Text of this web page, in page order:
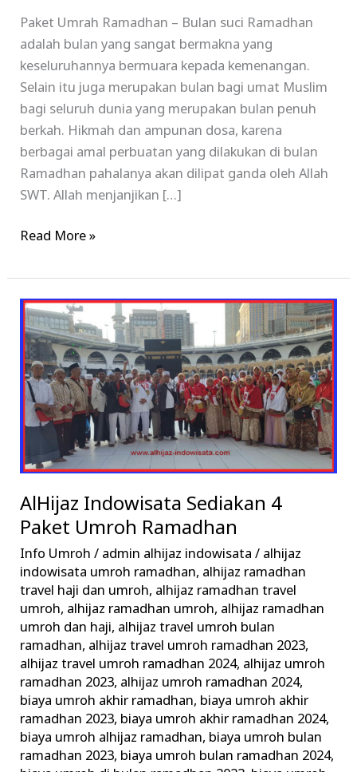
Paket Umrah Ramadhan – Bulan suci Ramadhan
adalah bulan yang sangat bermakna yang
keseluruhannya bermuara kepada kemenangan.
Selain itu juga merupakan bulan bagi umat Muslim
bagi seluruh dunia yang merupakan bulan penuh
berkah. Hikmah dan ampunan dosa, karena
berbagai amal perbuatan yang dilakukan di bulan
Ramadhan pahalanya akan dilipat ganda oleh Allah
SWT. Allah menjanjikan […]
Read More »
AlHijaz Indowisata Sediakan 4
Paket Umroh Ramadhan
Info Umroh / admin alhijaz indowisata/ alhijaz
indowisata umroh ramadhan, alhijaz ramadhan
travel haji dan umroh, alhijaz ramadhan travel
umroh, alhijaz ramadhan umroh, alhijaz ramadhan
umroh dan haji, alhijaz travel umroh bulan
ramadhan, alhijaz travel umroh ramadhan 2023,
alhijaz travel umroh ramadhan 2024, alhijaz umroh
ramadhan 2023, alhijaz umroh ramadhan 2024,
biaya umroh akhir ramadhan, biaya umroh akhir
ramadhan 2023, biaya umroh akhir ramadhan 2024,
biaya umroh alhijaz ramadhan, biaya umroh bulan
ramadhan 2023, biaya umroh bulan ramadhan 2024,
AlHijaz
Indowisata
Sediakan
4
Paket
Umroh
Ramadhan